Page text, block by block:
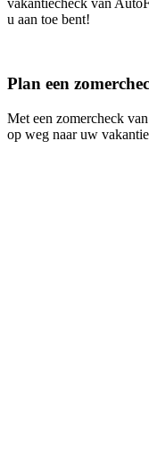
u aan toe bent!
Plan een
Met een zomercheck
op weg naar uw